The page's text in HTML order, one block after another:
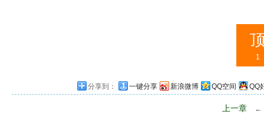
1
分享到： 一键分享 新浪微博 QQ空间 QQ
上一章 ←